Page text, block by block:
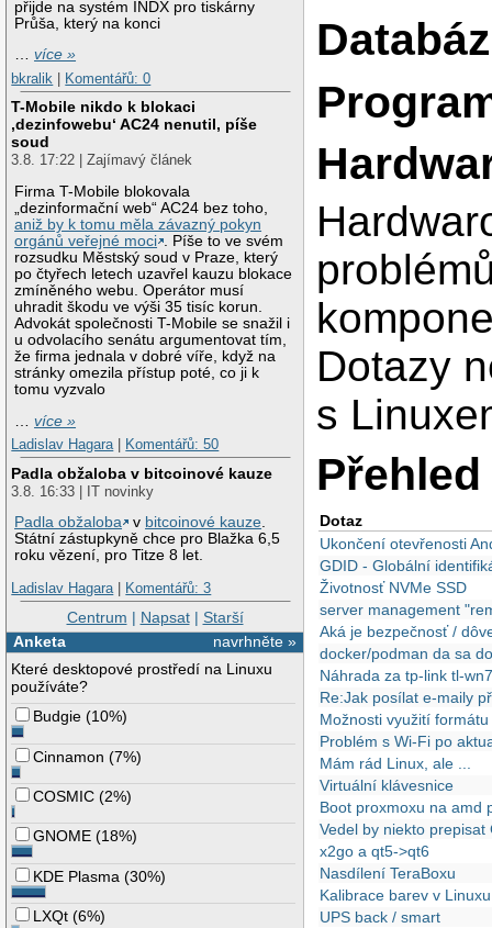
přijde na systém INDX pro tiskárny
Průša, který na konci
…více »
bkralik | Komentářů: 0
T-Mobile nikdo k blokaci
‚dezinfowebu‘ AC24 nenutil, píše
soud
3.8. 17:22 | Zajímavý článek
Firma T-Mobile blokovala
„dezinformační web“ AC24 bez toho,
aniž by k tomu měla závazný pokyn
orgánů veřejné moci
. Píše to ve svém
rozsudku Městský soud v Praze, který
po čtyřech letech uzavřel kauzu blokace
zmíněného webu. Operátor musí
uhradit škodu ve výši 35 tisíc korun.
Advokát společnosti T-Mobile se snažil i
u odvolacího senátu argumentovat tím,
že firma jednala v dobré víře, když na
stránky omezila přístup poté, co ji k
tomu vyzvalo
…více »
Ladislav Hagara| Komentářů: 50
Padla obžaloba v bitcoinové kauze
3.8. 16:33 | IT novinky
Padla obžaloba
v bitcoinové kauze.
Státní zástupkyně chce pro Blažka 6,5
roku vězení, pro Titze 8 let.
Ladislav Hagara| Komentářů: 3
Centrum | Napsat| Starší
navrhněte »
Anketa
Které desktopové prostředí na Linuxu
používáte?
Budgie (10%)
Cinnamon (7%)
COSMIC (2%)
GNOME (18%)
KDE Plasma (30%)
LXQt (6%)
Dotazy
s
Dotaz
Ukončení otevřenosti
GDID - Globální
Životnosť NVMe SSD
server management
Aká je bezpečnosť /
docker/podman da sa
Náhrada za tp-link tl-
Re:Jak posílat e-maily
Možnosti využití formátu
Problém s Wi-Fi po
Mám rád Linux, ale ...
Virtuální klávesnice
Boot proxmoxu na amd
Vedel by niekto
x2go a qt5->qt6
Nasdílení TeraBoxu
Kalibrace barev v
UPS back / smart